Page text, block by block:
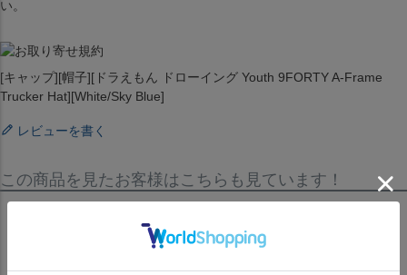
い。
[キャップ][帽子][ドラえもん ドローイング Youth 9FORTY A-Frame
Trucker Hat][White/Sky Blue]
レビューを書く
この商品を見たお客様はこちらも見ています！